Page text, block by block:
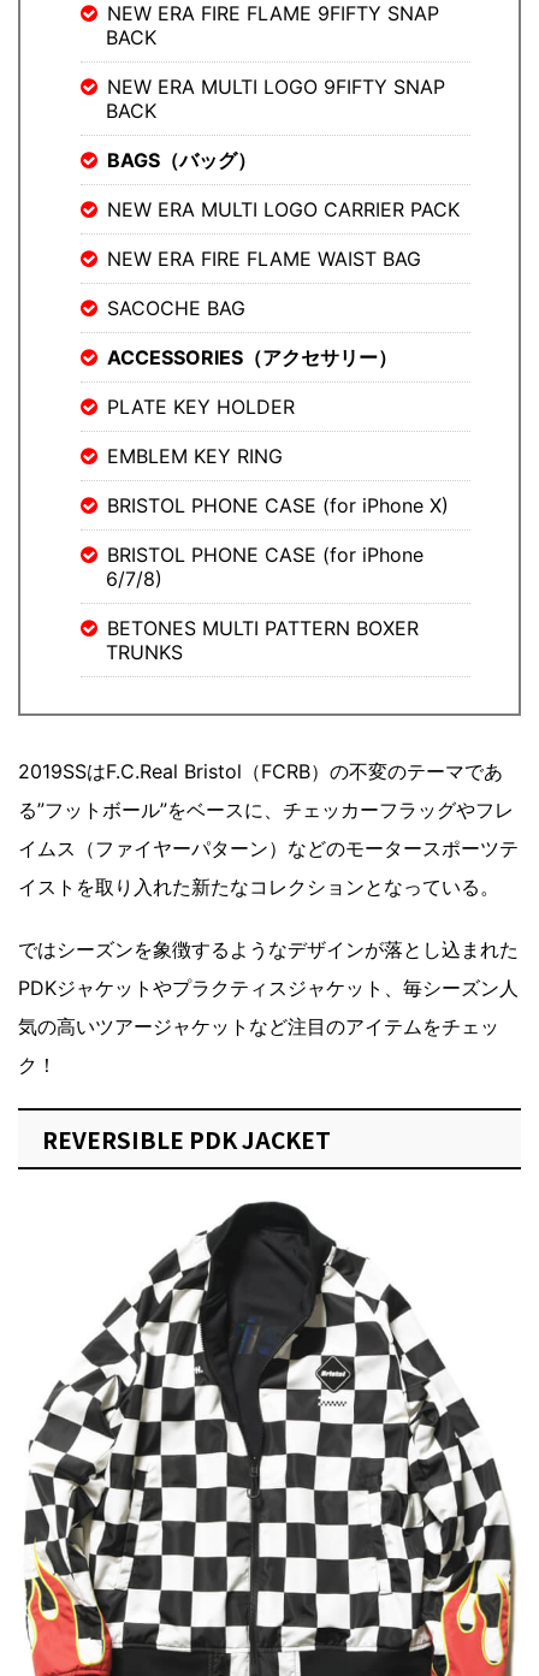
NEW ERA FIRE FLAME 9FIFTY SNAP
BACK
NEW ERA MULTI LOGO 9FIFTY SNAP
BACK
BAGS（バッグ）
NEW ERA MULTI LOGO CARRIER PACK
NEW ERA FIRE FLAME WAIST BAG
SACOCHE BAG
ACCESSORIES（アクセサリー）
PLATE KEY HOLDER
EMBLEM KEY RING
BRISTOL PHONE CASE (for iPhone X)
BRISTOL PHONE CASE (for iPhone
6/7/8)
BETONES MULTI PATTERN BOXER
TRUNKS
2019SSはF.C.Real Bristol（FCRB）の不変のテーマであ
る”フットボール”をベースに、チェッカーフラッグやフレ
イムス（ファイヤーパターン）などのモータースポーツテ
イストを取り入れた新たなコレクションとなっている。
ではシーズンを象徴するようなデザインが落とし込まれた
PDKジャケットやプラクティスジャケット、毎シーズン人
気の高いツアージャケットなど注目のアイテムをチェッ
ク！
REVERSIBLE PDK JACKET